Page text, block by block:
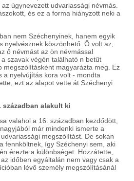
úgynevezett udvariassági névmás.
és ez a forma hiányzott neki a
nem Széchenyinek, hanem egyik
nyelvésznek köszönhető. Ő volt az,
ő névmást az ön névmással
szavak végén található n betűt
megszólításként magyarázta meg. Ez
a nyelvújítás kora volt - mondta
ezt az alapot vette át Széchenyi
században alakult ki
valahol a 16. században kezdődött,
már mindenki ismerte a
udvariassági megszólítást. De sokan
fennköltnek, így Széchenyi sem, aki
érezte a különbséget. Hozzátette,
időben egyáltalán nem vagy csak a
lévő személy megszólításánál